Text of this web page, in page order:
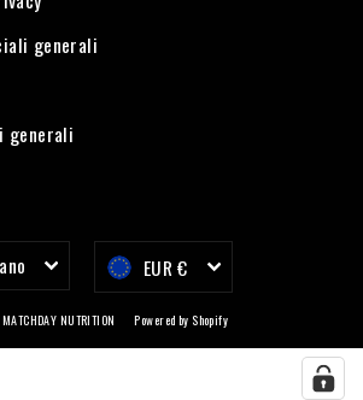
generali
generali
Valuta
EUR €
NUTRITION Powered by Shopify